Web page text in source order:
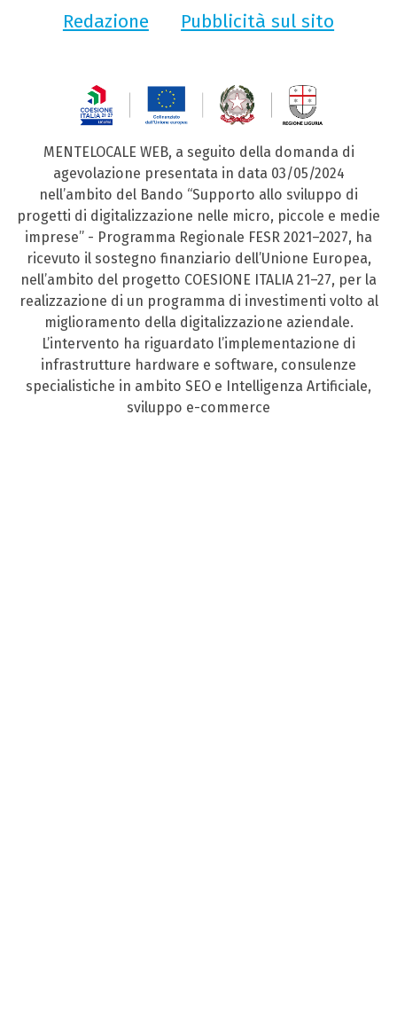
Redazione
Pubblicità sul sito
MENTELOCALE WEB, a seguito della domanda di
agevolazione presentata in data 03/05/2024
nell’ambito del Bando “Supporto allo sviluppo di
progetti di digitalizzazione nelle micro, piccole e medie
imprese” - Programma Regionale FESR 2021–2027, ha
ricevuto il sostegno finanziario dell’Unione Europea,
nell’ambito del progetto COESIONE ITALIA 21–27, per la
realizzazione di un programma di investimenti volto al
miglioramento della digitalizzazione aziendale.
L’intervento ha riguardato l’implementazione di
infrastrutture hardware e software, consulenze
specialistiche in ambito SEO e Intelligenza Artificiale,
sviluppo e-commerce